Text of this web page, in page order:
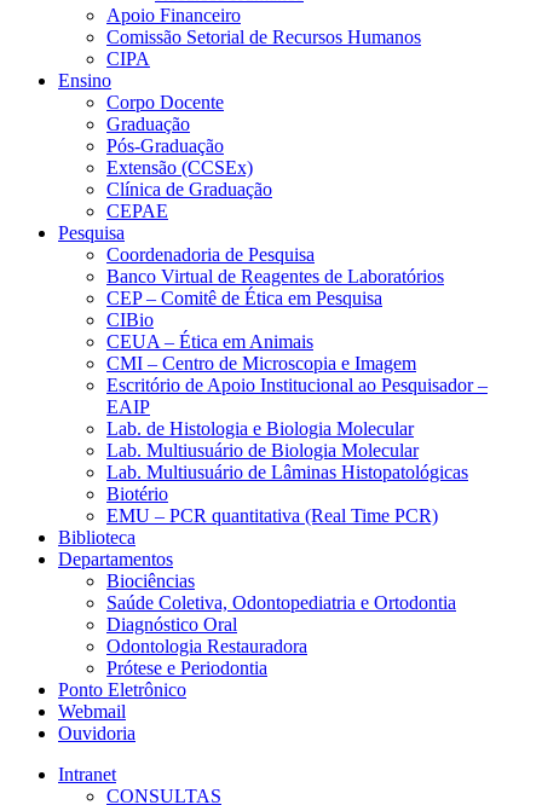
Apoio Financeiro
Comissão Setorial de Recursos Humanos
CIPA
Ensino
Corpo Docente
Graduação
Pós-Graduação
Extensão (CCSEx)
Clínica de Graduação
CEPAE
Pesquisa
Coordenadoria de Pesquisa
Banco Virtual de Reagentes de Laboratórios
CEP – Comitê de Ética em Pesquisa
CIBio
CEUA – Ética em Animais
CMI – Centro de Microscopia e Imagem
Escritório de Apoio Institucional ao Pesquisador –
EAIP
Lab. de Histologia e Biologia Molecular
Lab. Multiusuário de Biologia Molecular
Lab. Multiusuário de Lâminas Histopatológicas
Biotério
EMU – PCR quantitativa (Real Time PCR)
Biblioteca
Departamentos
Biociências
Saúde Coletiva, Odontopediatria e Ortodontia
Diagnóstico Oral
Odontologia Restauradora
Prótese e Periodontia
Ponto Eletrônico
Webmail
Ouvidoria
Intranet
CONSULTAS